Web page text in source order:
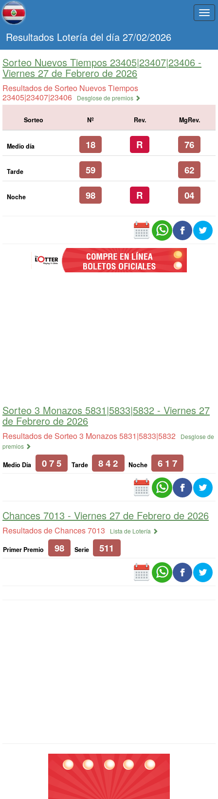
Resultados Lotería del día 27/02/2026
Sorteo Nuevos Tiempos 23405|23407|23406 -
Viernes 27 de Febrero de 2026
Resultados de Sorteo Nuevos Tiempos
23405|23407|23406
Desglose de premios
Sorteo Nº Rev. MgRev.
Medio día 18 R 76
Tarde 59 62
Noche 98 R 04
Sorteo 3 Monazos 5831|5833|5832 - Viernes 27
de Febrero de 2026
Resultados de Sorteo 3 Monazos 5831|5833|5832
Desglose de
premios
Medio Día 0 7 5 Tarde 8 4 2 Noche 6 1 7
Chances 7013 - Viernes 27 de Febrero de 2026
Resultados de Chances 7013 Lista de Lotería
Primer Premio 98 Serie 511